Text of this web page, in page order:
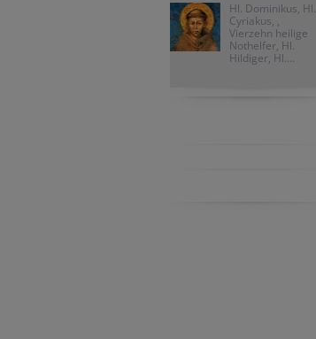
Hl. Dominikus, Hl.
Cyriakus, ,
Vierzehn heilige
Nothelfer, Hl.
Hildiger, Hl....